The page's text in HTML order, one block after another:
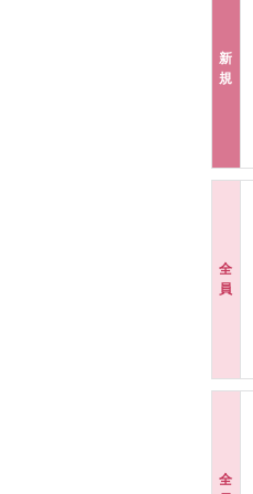
新
規
全
員
全